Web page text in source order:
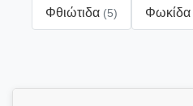
Φθιώτιδα (5) Φωκίδα